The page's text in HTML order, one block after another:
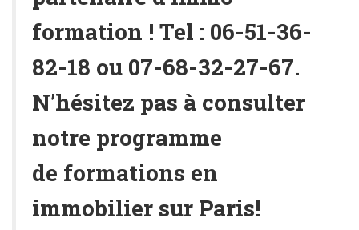
formation ! Tel : 06-51-36-
82-18 ou 07-68-32-27-67.
N’hésitez pas à consulter
notre programme
de formations en
immobilier sur Paris!